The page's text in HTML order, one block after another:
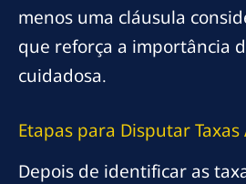
menos uma cláusula
que reforça a importância
cuidadosa.
Etapas para Disputar Taxas
Depois de identificar as